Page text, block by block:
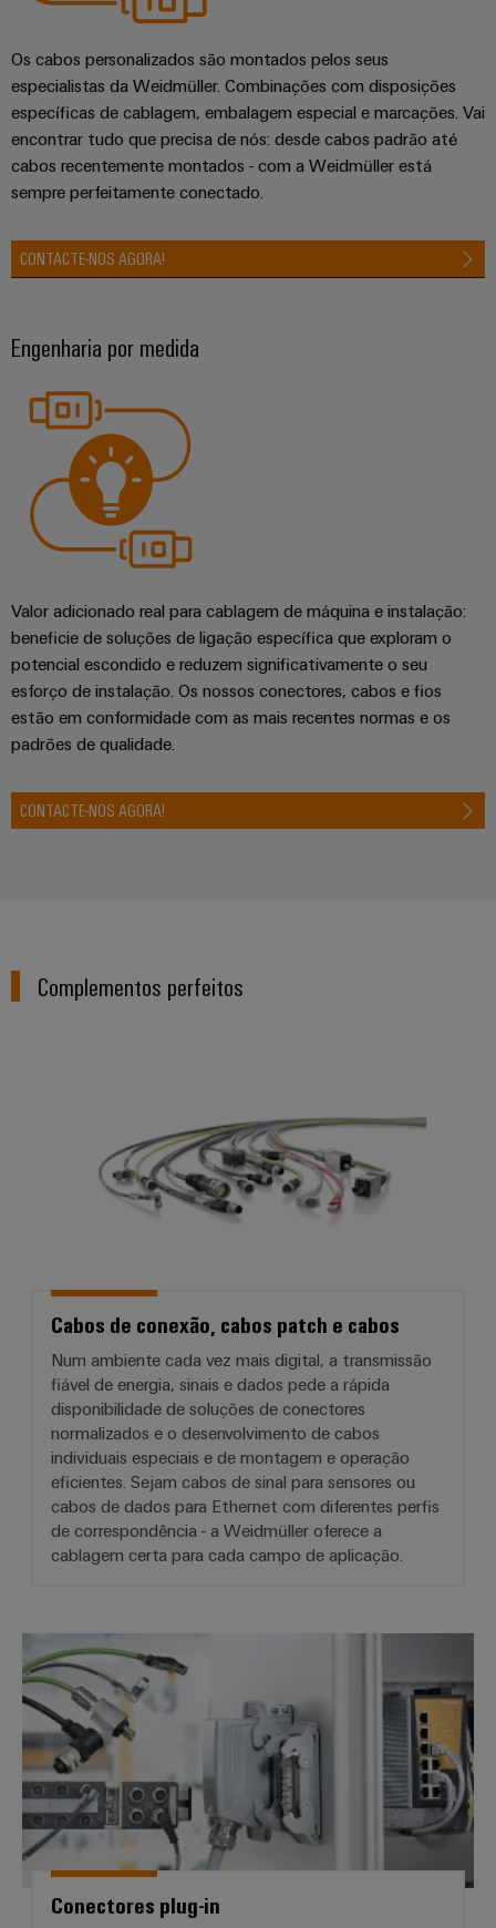
Os cabos personalizados são montados pelos seus
especialistas da Weidmüller. Combinações com disposições
específicas de cablagem, embalagem especial e marcações. Vai
encontrar tudo que precisa de nós: desde cabos padrão até
cabos recentemente montados - com a Weidmüller está
sempre perfeitamente conectado.
CONTACTE-NOS AGORA!
Engenharia por medida
Valor adicionado real para cablagem de máquina e instalação:
beneficie de soluções de ligação específica que exploram o
potencial escondido e reduzem significativamente o seu
esforço de instalação. Os nossos conectores, cabos e fios
estão em conformidade com as mais recentes normas e os
padrões de qualidade.
CONTACTE-NOS AGORA!
Complementos perfeitos
Cabos de conexão, cabos patch e cabos
Num ambiente cada vez mais digital, a transmissão
fiável de energia, sinais e dados pede a rápida
disponibilidade de soluções de conectores
normalizados e o desenvolvimento de cabos
individuais especiais e de montagem e operação
eficientes. Sejam cabos de sinal para sensores ou
cabos de dados para Ethernet com diferentes perfis
de correspondência - a Weidmüller oferece a
cablagem certa para cada campo de aplicação.
Conectores plug-in